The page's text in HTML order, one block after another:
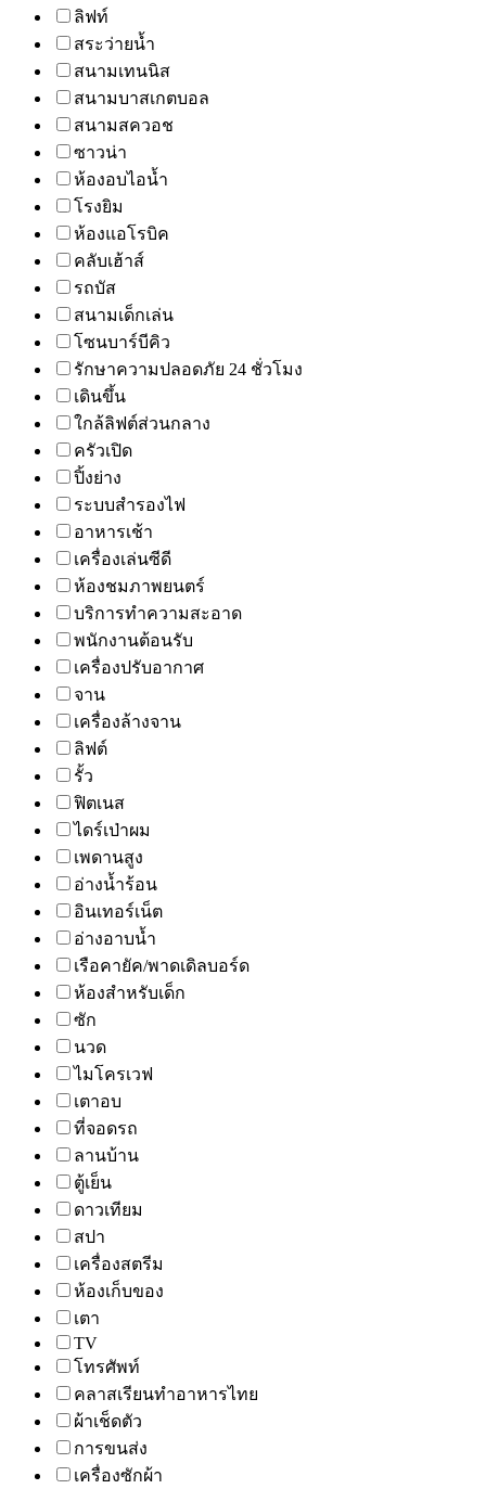
ลิฟท์
สระว่ายน้ำ
สนามเทนนิส
สนามบาสเกตบอล
สนามสควอช
ซาวน่า
ห้องอบไอน้ำ
โรงยิม
ห้องแอโรบิค
คลับเฮ้าส์
รถบัส
สนามเด็กเล่น
โซนบาร์บีคิว
รักษาความปลอดภัย 24 ชั่วโมง
เดินขึ้น
ใกล้ลิฟต์ส่วนกลาง
ครัวเปิด
ปิ้งย่าง
ระบบสำรองไฟ
อาหารเช้า
เครื่องเล่นซีดี
ห้องชมภาพยนตร์
บริการทำความสะอาด
พนักงานต้อนรับ
เครื่องปรับอากาศ
จาน
เครื่องล้างจาน
ลิฟต์
รั้ว
ฟิตเนส
ไดร์เป่าผม
เพดานสูง
อ่างน้ำร้อน
อินเทอร์เน็ต
อ่างอาบน้ำ
เรือคายัค/พาดเดิลบอร์ด
ห้องสำหรับเด็ก
ซัก
นวด
ไมโครเวฟ
เตาอบ
ที่จอดรถ
ลานบ้าน
ตู้เย็น
ดาวเทียม
สปา
เครื่องสตรีม
ห้องเก็บของ
เตา
TV
โทรศัพท์
คลาสเรียนทำอาหารไทย
ผ้าเช็ดตัว
การขนส่ง
เครื่องซักผ้า